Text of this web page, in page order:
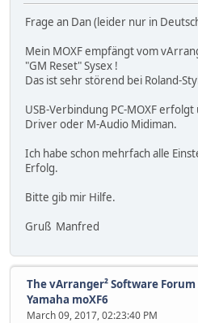
Frage an Dan (leider nur in
Mein MOXF empfängt vom
"GM Reset" Sysex !
Das ist sehr störend bei Roland-
USB-Verbindung PC-MOXF
Driver oder M-Audio Midiman.
Ich habe schon mehrfach alle
Erfolg.
Bitte gib mir Hilfe.
Gruß Manfred
The vArranger² Software Forum
Yamaha moXF6
March 09, 2017, 02:23:40 PM